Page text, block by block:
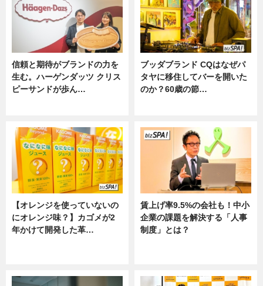
信頼と期待がブランドの力を
生む。ハーゲンダッツ クリス
ピーサンドが歩ん…
ブッダブランド CQはなぜパ
タヤに移住してバーを開いた
のか？60歳の節…
【オレンジを使っていないの
にオレンジ味？】カゴメが2
年かけて開発した革…
賃上げ率9.5%の会社も！中小
企業の課題を解決する「人事
制度」とは？